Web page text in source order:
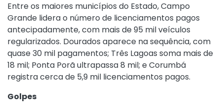
Entre os maiores municípios do Estado, Campo
Grande lidera o número de licenciamentos pagos
antecipadamente, com mais de 95 mil veículos
regularizados. Dourados aparece na sequência, com
quase 30 mil pagamentos; Três Lagoas soma mais de
18 mil; Ponta Porã ultrapassa 8 mil; e Corumbá
registra cerca de 5,9 mil licenciamentos pagos.
Golpes